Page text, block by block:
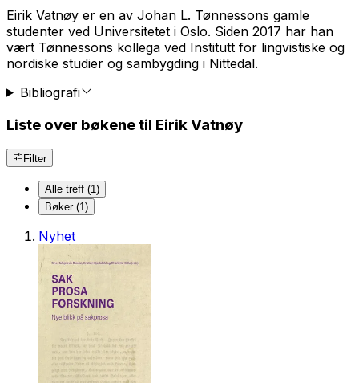
Eirik Vatnøy er en av Johan L. Tønnessons gamle
studenter ved Universi­tetet i Oslo. Siden 2017 har han
vært Tønnessons kollega ved Institutt for lingvistiske og
nordiske studier og sambygding i Nittedal.
Bibliografi
Liste over bøkene til Eirik Vatnøy
Filter
Alle treff (1)
Bøker (1)
Nyhet